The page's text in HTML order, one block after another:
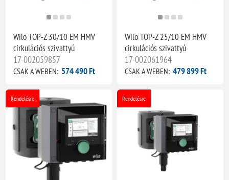
Wilo TOP-Z 30/10 EM HMV
cirkulációs szivattyú
17-002059857
CSAK A WEBEN: 574 490 Ft
Wilo TOP-Z 25/10 EM HMV
cirkulációs szivattyú
17-002061964
CSAK A WEBEN: 479 899 Ft
Rendelésre Rendelésre